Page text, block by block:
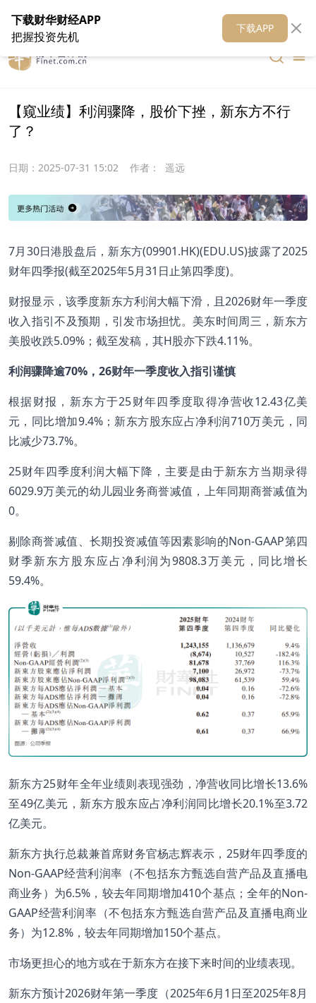
在线客服 关于我们 财华媒体矩阵 财华智库
【窥业绩】利润骤降，股价下挫，新东方不行
了？
日期： 2025-07-31 15:02 作者： 遥远
7月30日港股盘后，新东方(09901.HK)(EDU.US)披露了2025
财年四季报(截至2025年5月31日止第四季度)。
财报显示，该季度新东方利润大幅下滑，且2026财年一季度
收入指引不及预期，引发市场担忧。美东时间周三，新东方
美股收跌5.09%；截至发稿，其H股亦下跌4.11%。
利润骤降逾70%，26财年一季度收入指引谨慎
根据财报，新东方于25财年四季度取得净营收12.43亿美
元，同比增加9.4%；新东方股东应占净利润710万美元，同
比减少73.7%。
25财年四季度利润大幅下降，主要是由于新东方当期录得
6029.9万美元的幼儿园业务商誉减值，上年同期商誉减值为
0。
剔除商誉减值、长期投资减值等因素影响的Non-GAAP第四
财季新东方股东应占净利润为9808.3万美元，同比增长
59.4%。
新东方25财年全年业绩则表现强劲，净营收同比增长13.6%
至49亿美元，新东方股东应占净利润同比增长20.1%至3.72
亿美元。
新东方执行总裁兼首席财务官杨志辉表示，25财年四季度的
Non-GAAP经营利润率（不包括东方甄选自营产品及直播电
商业务）为6.5%，较去年同期增加410个基点；全年的Non-
GAAP经营利润率（不包括东方甄选自营产品及直播电商业
务）为12.8%，较去年同期增加150个基点。
市场更担心的地方或在于新东方在接下来时间的业绩表现。
新东方预计2026财年第一季度（2025年6月1日至2025年8月
下载财华财经APP
把握投资先机
下载APP